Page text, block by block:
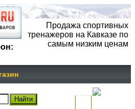
Продажа спортивных
тренажеров на Кавказе по
самым низким ценам